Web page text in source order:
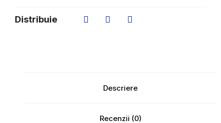
Distribuie
Descriere
Recenzii (0)